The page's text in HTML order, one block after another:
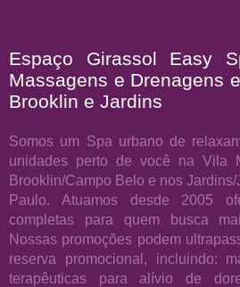
Espaço Girassol Easy
Massagens e Drenagens
Brooklin e Jardins
Somos um Spa urbano de
unidades perto de você na Vila
Brooklin/Campo Belo e nos
Paulo. Atuamos desde 2005
completas para quem busca
Nossas promoções podem
reserva promocional, incluindo:
terapêuticas para alívio de